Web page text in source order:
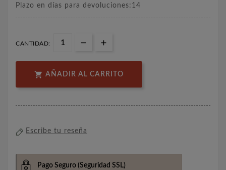
Plazo en días para devoluciones:14
CANTIDAD:
 AÑADIR AL CARRITO
Escribe tu reseña
Pago Seguro (Seguridad SSL)